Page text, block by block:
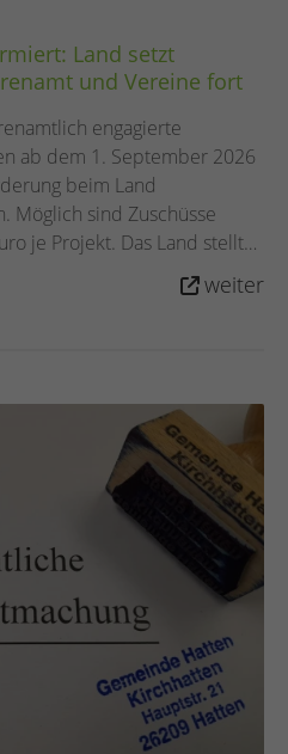
Land setzt
und Vereine fort
engagierte
ab dem 1. September 2026
beim Land
Möglich sind Zuschüsse
je Projekt. Das Land stellt
bereit – insgesamt stehenweiter